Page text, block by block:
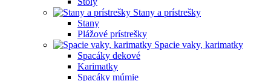
Stany a prístrešky
Stany
Plážové prístrešky
Spacie vaky, karimatky
Spacáky dekové
Karimatky
Spacáky múmie